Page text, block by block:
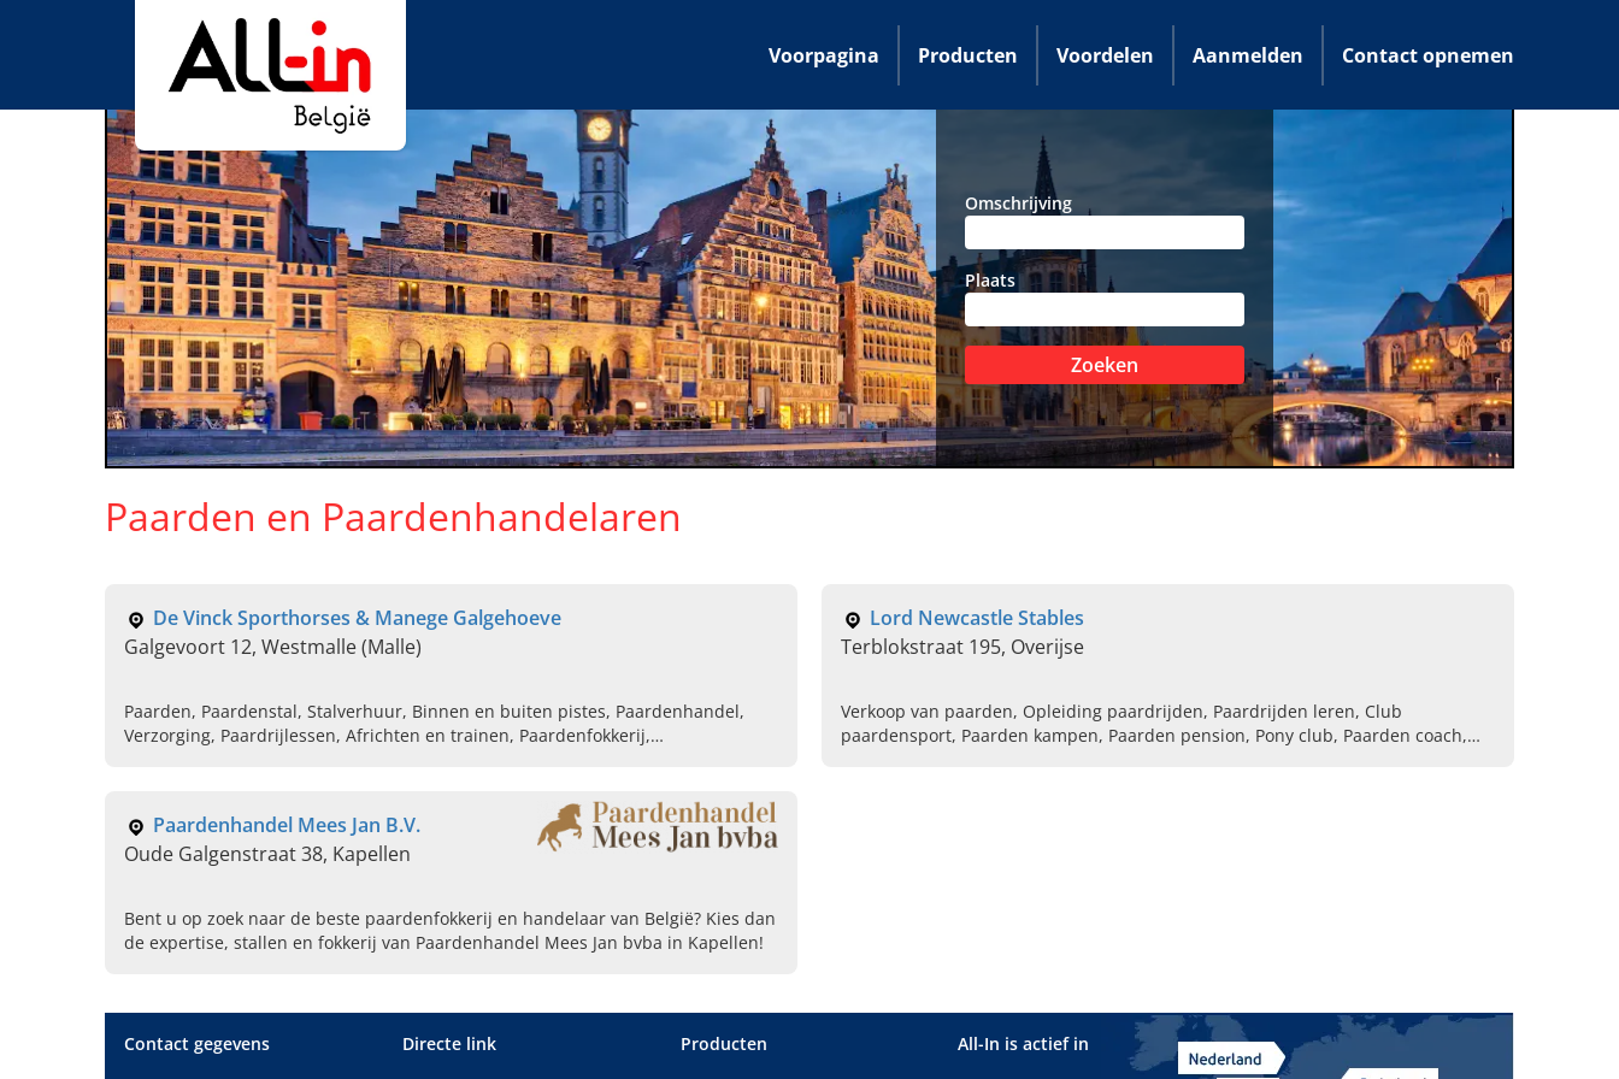
Voorpagina Producten Voordelen Aanmelden Contact opnemen
Omschrijving
Plaats
Zoeken
Paarden en Paardenhandelaren
De Vinck Sporthorses & Manege Galgehoeve
Galgevoort 12, Westmalle (Malle)
Paarden, Paardenstal, Stalverhuur, Binnen en buiten pistes, Paardenhandel,
Verzorging, Paardrijlessen, Africhten en trainen, Paardenfokkerij,
Lord Newcastle Stables
Terblokstraat 195, Overijse
Verkoop van paarden, Opleiding paardrijden, Paardrijden leren, Club
paardensport, Paarden kampen, Paarden pension, Pony club, Paarden coach,
Paardenhandel Mees Jan B.V.
Oude Galgenstraat 38, Kapellen
Bent u op zoek naar de beste paardenfokkerij en handelaar van België? Kies dan
de expertise, stallen en fokkerij van Paardenhandel Mees Jan bvba in Kapellen!
Contact gegevens
Directe link
Producten
All-In is actief in